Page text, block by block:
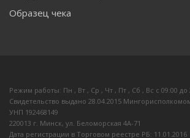
Образец чека
Режим работы: Пн , Вт , Ср , Чт , Пт , Сб , Вс c 09:00 до
Свидетельство выдано 28.04.2015
УНП 192468149
220013 г. Минск, ул. Беломорская 4А-71
Дата регистрации в Торговом реестре РБ: 11.01.2016